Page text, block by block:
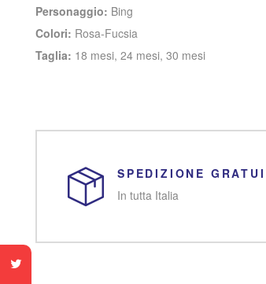
Personaggio: Bing
Colori: Rosa-Fucsia
Taglia: 18 mesi, 24 mesi, 30 mesi
SPEDIZIONE
In tutta Italia